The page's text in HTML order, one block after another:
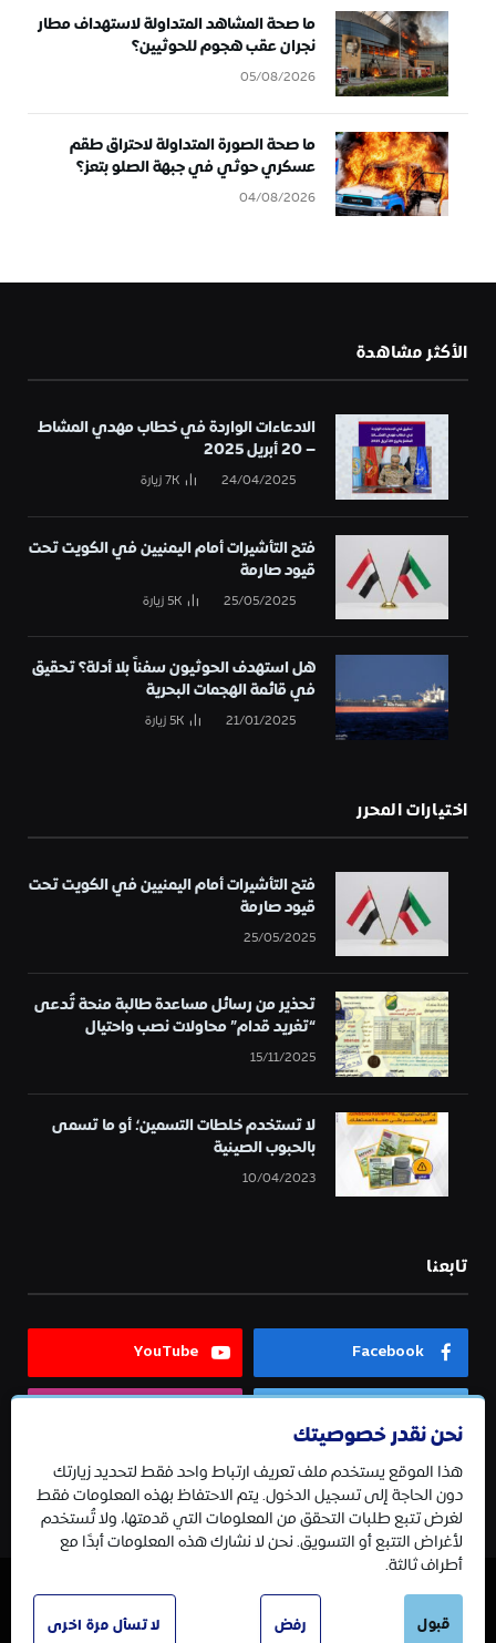
ما صحة المشاهد المتداولة لاستهداف مطار
نجران عقب هجوم للحوثيين؟
05/08/2026
ما صحة الصورة المتداولة لاحتراق طقم
عسكري حوثي في جبهة الصلو بتعز؟
04/08/2026
الأكثر مشاهدة
الادعاءات الواردة في خطاب مهدي المشاط
– 20 أبريل 2025
24/04/2025
7Kزيارة
فتح التأشيرات أمام اليمنيين في الكويت تحت
قيود صارمة
25/05/2025
5Kزيارة
هل استهدف الحوثيون سفناً بلا أدلة؟ تحقيق
في قائمة الهجمات البحرية
21/01/2025
5Kزيارة
اختيارات المحرر
فتح التأشيرات أمام اليمنيين في الكويت تحت
قيود صارمة
25/05/2025
تحذير من رسائل مساعدة طالبة منحة تُدعى
“تغريد قدام” محاولات نصب واحتيال
15/11/2025
لا تستخدم خلطات التسمين؛ أو ما تسمى
بالحبوب الصينية
10/04/2023
تابعنا
Facebook
YouTube
Telegram
نحن نقدر خصوصيتك
هذا الموقع يستخدم ملف تعريف ارتباط واحد فقط لتحديد زيارتك
دون الحاجة إلى تسجيل الدخول. يتم الاحتفاظ بهذه المعلومات فقط
لغرض تتبع طلبات التحقق من المعلومات التي قدمتها، ولا تُستخدم
لأغراض التتبع أو التسويق. نحن لا نشارك هذه المعلومات أبدًا مع
أطراف ثالثة.
قبول رفض لا تسأل مرة اخرى